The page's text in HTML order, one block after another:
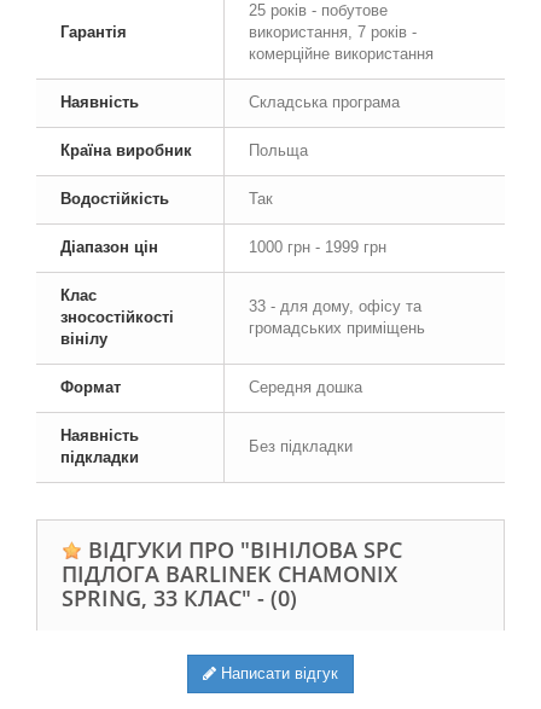
Гарантія
25 років - побутове
використання, 7 років -
комерційне використання
Наявність Складська програма
Країна виробник Польща
Водостійкість Так
Діапазон цін 1000 грн - 1999 грн
Клас
зносостійкості
вінілу
33 - для дому, офісу та
громадських приміщень
Формат Середня дошка
Наявність
підкладки
Без підкладки
ВІДГУКИ ПРО "ВІНІЛОВА SPC
ПІДЛОГА BARLINEK CHAMONIX
SPRING, 33 КЛАС" - (0)
Написати відгук